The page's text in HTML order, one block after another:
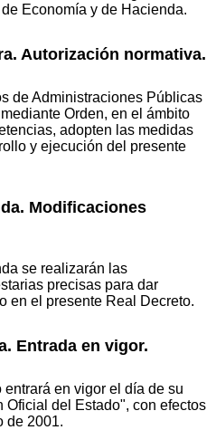
Economía y de Hacienda.
Autorización normativa.
de Administraciones Públicas
Orden, en el ámbito
adopten las medidas
y ejecución del presente
Modificaciones
se realizarán las
precisas para dar
en el presente Real Decreto.
Entrada en vigor.
en vigor el día de su
del Estado", con efectos
de 2001.